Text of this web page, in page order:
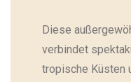
Diese
verbindet
tropische Küsten